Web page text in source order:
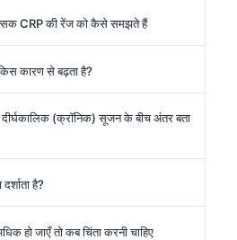
CRP की रेंज को कैसे समझते हैं
कारण से बढ़ता है?
(क्रॉनिक) सूजन के बीच अंतर बता
है?
हो जाएँ तो कब चिंता करनी चाहिए